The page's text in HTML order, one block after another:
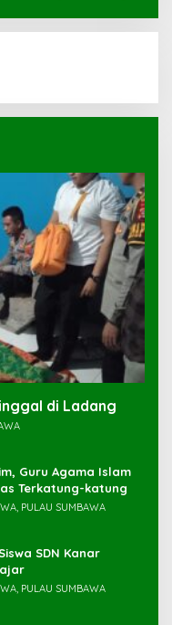
di Ladang
Guru Agama Islam
di SDN Sampar Maras Terkatung-katung ‎
PULAU SUMBAWA
SDN Kanar
PULAU SUMBAWA